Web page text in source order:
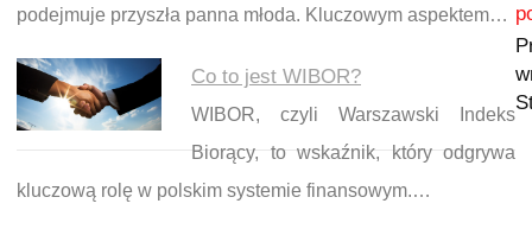
podejmuje przyszła panna młoda. Kluczowym aspektem…
Co to jest WIBOR?
WIBOR, czyli Warszawski Indeks
Biorący, to wskaźnik, który odgrywa
kluczową rolę w polskim systemie finansowym.…